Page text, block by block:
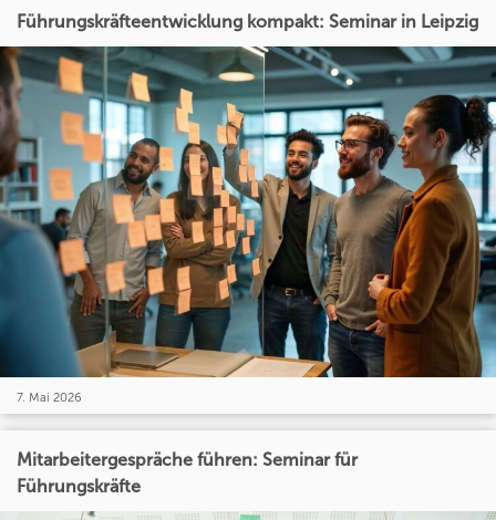
Führungskräfteentwicklung kompakt: Seminar in Leipzig
7. Mai 2026
Mitarbeitergespräche führen: Seminar für
Führungskräfte